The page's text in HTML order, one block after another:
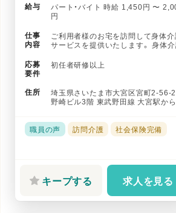
給与
パート・バイト 時給 1,450円 〜
円
仕事
内容
ご利用者様のお宅を訪問して身体
サービスを提供いたします。 身体
応募
要件
初任者研修以上
住所
埼玉県さいたま市大宮区宮町2-56-2
野崎ビル3階 東武野田線 大宮駅から
職員の声
訪問介護 社会保険完備
キープする 求人を見る